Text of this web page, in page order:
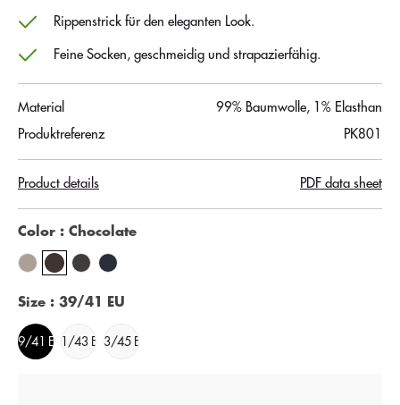
Rippenstrick für den eleganten Look.
Feine Socken, geschmeidig und strapazierfähig.
Material
99% Baumwolle, 1% Elasthan
Produktreferenz
PK801
Product details PDF data sheet
Color : Chocolate
Size : 39/41 EU
39/41 EU41/43 EU 43/45 EU